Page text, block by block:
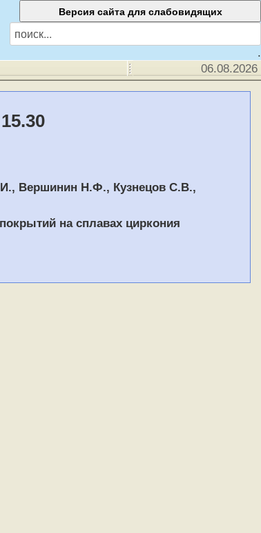
.
06.08.2026
Вершинин Н.Ф., Кузнецов С.В.,
на сплавах циркония